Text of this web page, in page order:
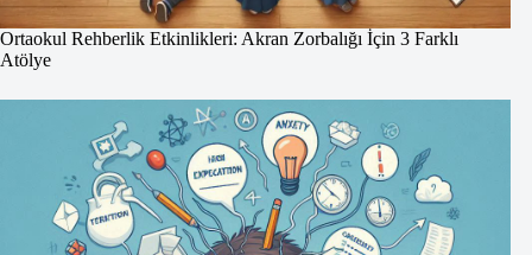
Ortaokul Rehberlik Etkinlikleri: Akran Zorbalığı İçin 3 Farklı
Atölye